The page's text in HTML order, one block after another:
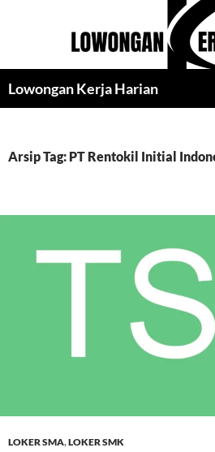
Lowongan Kerja Harian
Arsip Tag: PT Rentokil Initial
LOKER SMA,LOKER SMK